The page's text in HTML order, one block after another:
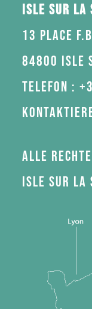
Isle sur la
13 Place
84800 Isle
Telefon :
Alle
Isle sur la